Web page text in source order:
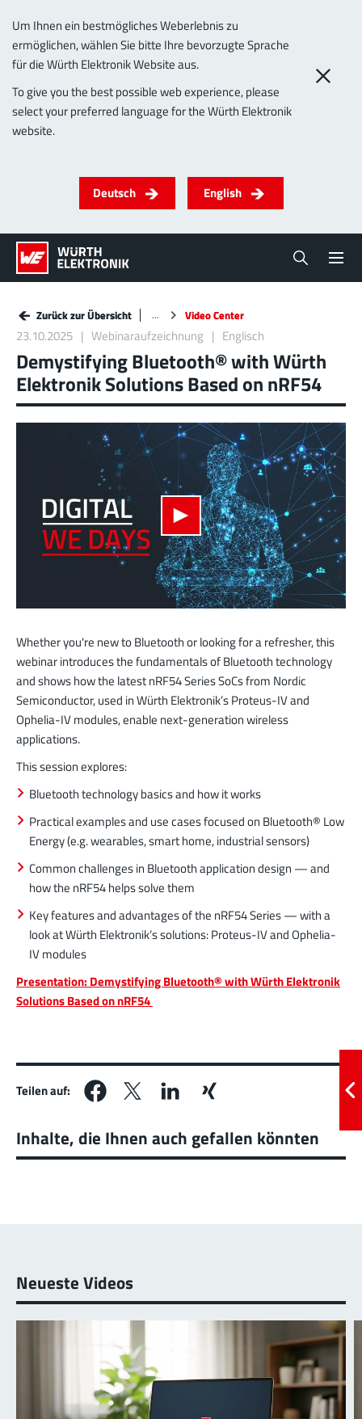
Um Ihnen ein bestmögliches Weberlebnis zu
ermöglichen, wählen Sie bitte Ihre bevorzugte Sprache
für die Würth Elektronik Website aus.
To give you the best possible web experience, please
select your preferred language for the Würth Elektronik
website.
Deutsch English
Zurück zur Übersicht Video Center
Zurück zur Übersicht Video Center
23.10.2025 Webinaraufzeichnung Englisch
Demystifying Bluetooth® with Würth
Elektronik Solutions Based on nRF54
Whether you're new to Bluetooth or looking for a refresher, this
webinar introduces the fundamentals of Bluetooth technology
and shows how the latest nRF54 Series SoCs from Nordic
Semiconductor, used in Würth Elektronik’s Proteus-IV and
Ophelia-IV modules, enable next-generation wireless
applications.
This session explores:
Bluetooth technology basics and how it works
Practical examples and use cases focused on Bluetooth® Low
Energy (e.g. wearables, smart home, industrial sensors)
Common challenges in Bluetooth application design — and
how the nRF54 helps solve them
Key features and advantages of the nRF54 Series — with a
look at Würth Elektronik’s solutions: Proteus-IV and Ophelia-
IV modules
Presentation: Demystifying Bluetooth® with Würth Elektronik
Solutions Based on nRF54
Teilen auf:
Inhalte, die Ihnen auch gefallen könnten
Neueste Videos